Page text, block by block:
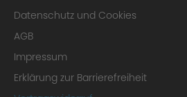
Datenschutz und Cookies
AGB
Impressum
Erklärung zur Barrierefreiheit